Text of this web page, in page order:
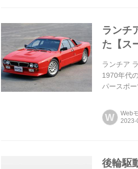
ランチ
た【ス
ランチア
1970年代
パースポ
W Web
後輪駆